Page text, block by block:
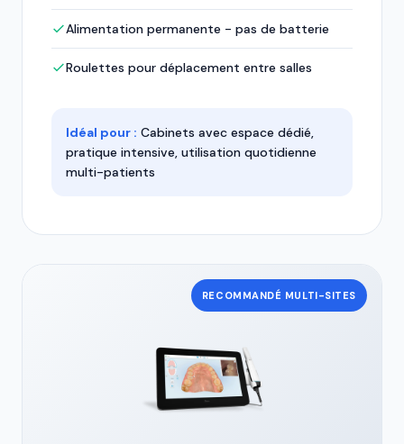
Alimentation permanente - pas de batterie
Roulettes pour déplacement entre salles
Idéal pour : Cabinets avec espace dédié,
pratique intensive, utilisation quotidienne
multi-patients
RECOMMANDÉ MULTI-SITES